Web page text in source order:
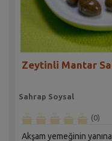
Zeytinli Mantar
Sahrap Soysal
(0)
Akşam yemeğinin